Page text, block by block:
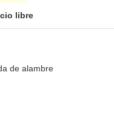
libre
de alambre